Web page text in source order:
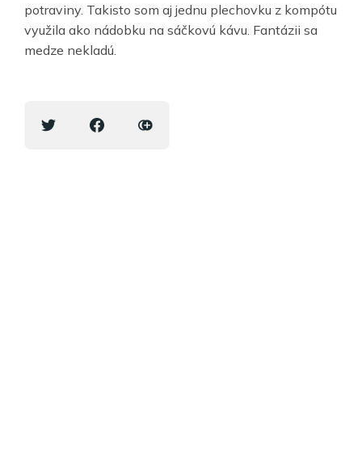
potraviny. Takisto som aj jednu plechovku z kompótu
využila ako nádobku na sáčkovú kávu. Fantázii sa
medze nekladú.